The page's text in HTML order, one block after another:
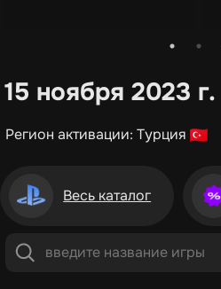
15 ноября 2023 г.
Регион активации: Турция
Весь каталог